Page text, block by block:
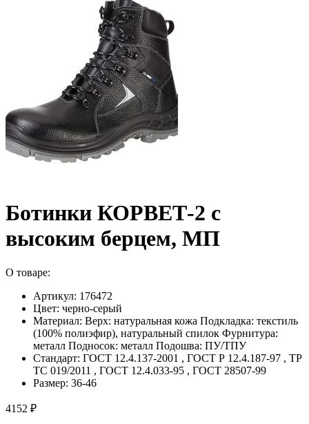
Ботинки КОРВЕТ-2 с
высоким берцем, МП
О товаре:
Артикул: 176472
Цвет: черно-серый
Материал: Верх: натуральная кожа Подкладка: текстиль
(100% полиэфир), натуральный спилок Фурнитура:
металл Подносок: металл Подошва: ПУ/ТПУ
Стандарт: ГОСТ 12.4.137-2001 , ГОСТ Р 12.4.187-97 , ТР
ТС 019/2011 , ГОСТ 12.4.033-95 , ГОСТ 28507-99
Размер: 36-46
4152 ₽